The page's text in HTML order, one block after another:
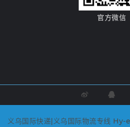
官方微信
义乌国际快递|义乌国际物流专线